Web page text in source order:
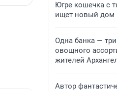
Югре кошечка с
ищет новый дом
Одна банка —
овощного
жителей
Автор